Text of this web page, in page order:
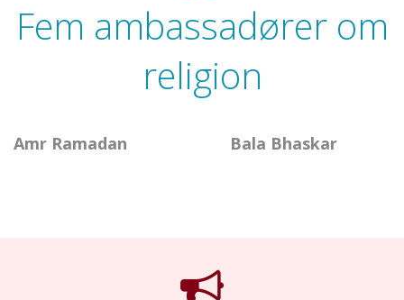
Fem ambassadører om
religion
Amr Ramadan Bala Bhaskar